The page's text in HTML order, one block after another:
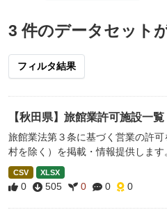
3 件のデータセット
フィルタ結果
【秋田県】旅館業許可施設一覧
旅館業法第３条に基づく営業の許
村を除く）を掲載・情報提供します
CSV XLSX
0 505 0 0 0